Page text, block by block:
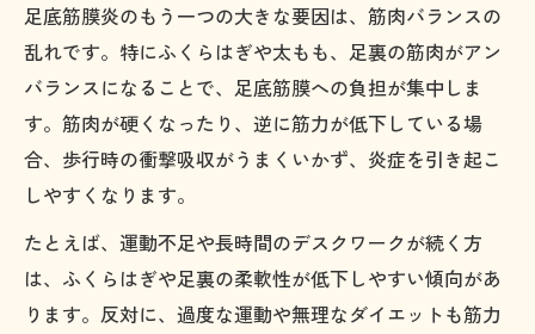
足底筋膜炎のもう一つの大きな要因は、筋肉バランスの
乱れです。特にふくらはぎや太もも、足裏の筋肉がアン
バランスになることで、足底筋膜への負担が集中しま
す。筋肉が硬くなったり、逆に筋力が低下している場
合、歩行時の衝撃吸収がうまくいかず、炎症を引き起こ
しやすくなります。
たとえば、運動不足や長時間のデスクワークが続く方
は、ふくらはぎや足裏の柔軟性が低下しやすい傾向があ
ります。反対に、過度な運動や無理なダイエットも筋力